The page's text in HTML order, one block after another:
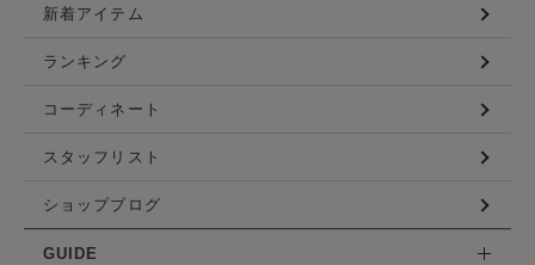
新着アイテム
ランキング
コーディネート
スタッフリスト
ショップブログ
GUIDE